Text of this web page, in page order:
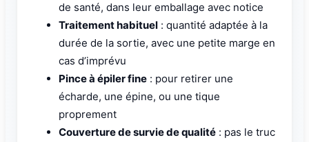
de santé, dans leur emballage avec notice
Traitement habituel : quantité adaptée à la
durée de la sortie, avec une petite marge en
cas d’imprévu
Pince à épiler fine : pour retirer une
écharde, une épine, ou une tique
proprement
Couverture de survie de qualité : pas le truc